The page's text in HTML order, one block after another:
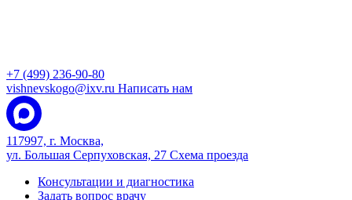
+7 (499) 236-90-80
vishnevskogo@ixv.ru Написать нам
117997, г. Москва,
ул. Большая Серпуховская, 27 Схема проезда
Консультации и диагностика
Задать вопрос врачу